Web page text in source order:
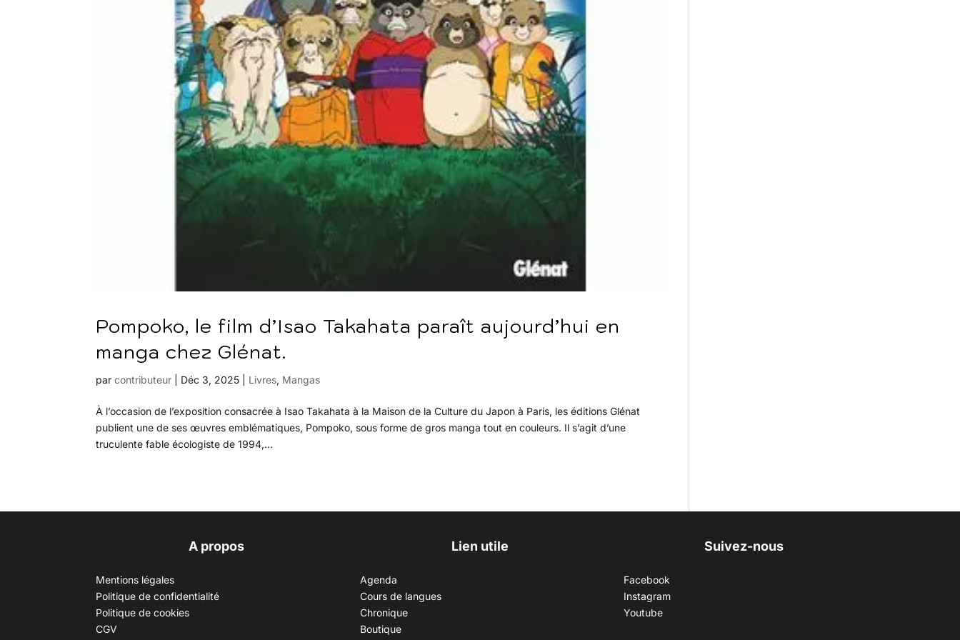
Pompoko, le film d’Isao Takahata paraît aujourd’hui en
manga chez Glénat.
parcontributeur Déc 3, 2025 Livres, Mangas
À l’occasion de l’exposition consacrée à Isao Takahata à la Maison de la Culture du Japon à Paris, les éditions Glénat
publient une de ses œuvres emblématiques, Pompoko, sous forme de gros manga tout en couleurs. Il s’agit d’une
truculente fable écologiste de 1994,...
A propos
Mentions légales
Politique de confidentialité
Politique de cookies
CGV
Lien utile
Agenda
Cours de langues
Chronique
Boutique
Suivez-nous
Facebook
Instagram
Youtube